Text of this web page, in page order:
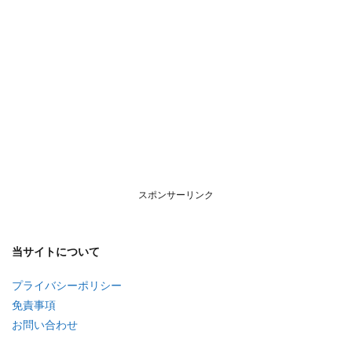
スポンサーリンク
当サイトについて
プライバシーポリシー
免責事項
お問い合わせ